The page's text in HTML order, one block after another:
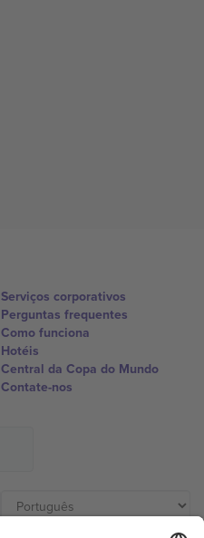
Serviços corporativos
Perguntas frequentes
Como funciona
Hotéis
Central da Copa do Mundo
Contate-nos